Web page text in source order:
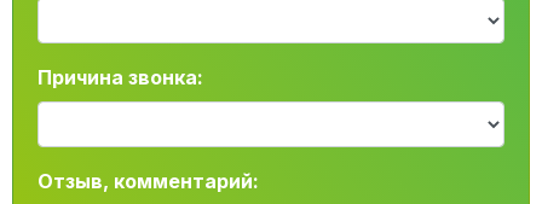
Причина звонка:
Отзыв, комментарий: